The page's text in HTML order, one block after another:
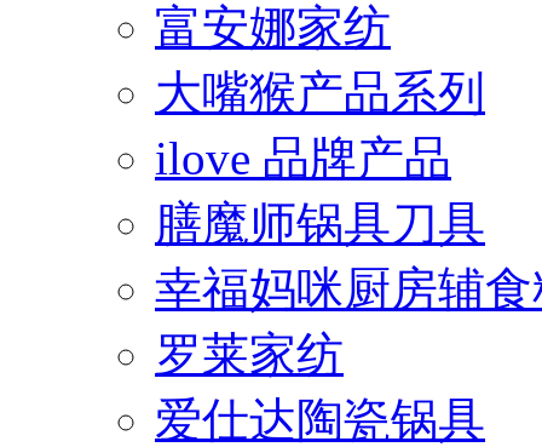
富安娜家纺
大嘴猴产品系列
ilove 品牌产品
膳魔师锅具刀具
幸福妈咪厨房辅
罗莱家纺
爱仕达陶瓷锅具